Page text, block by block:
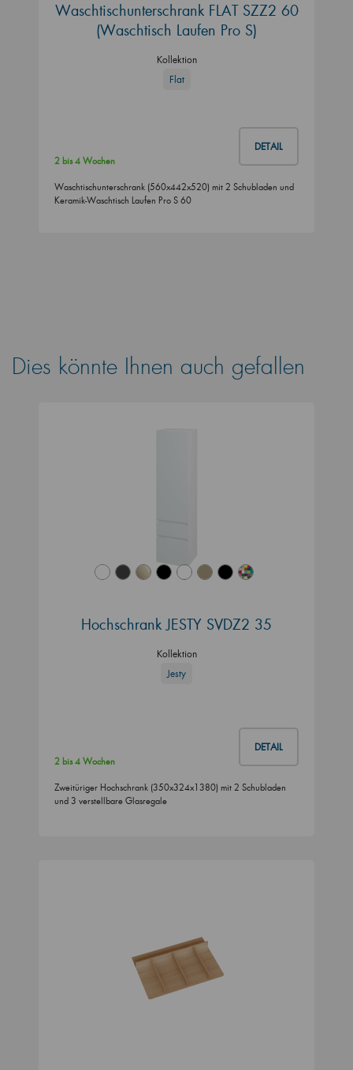
Waschtischunterschrank FLAT SZZ2 60
(Waschtisch Laufen Pro S)
Kollektion
Flat
DETAIL
2 bis 4 Wochen
Waschtischunterschrank (560x442x520) mit 2 Schubladen und
Keramik-Waschtisch Laufen Pro S 60
Dies könnte Ihnen auch gefallen
Hochschrank JESTY SVDZ2 35
Kollektion
Jesty
DETAIL
2 bis 4 Wochen
Zweitüriger Hochschrank (350x324x1380) mit 2 Schubladen
und 3 verstellbare Glasregale